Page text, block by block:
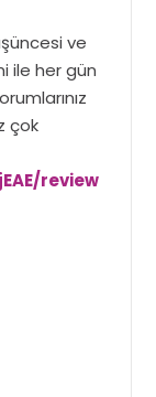
ve
ile her gün
çok
review